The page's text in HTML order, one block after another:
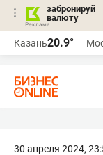
забронируй
валюту
Казань20.9°
30 апреля 2024,